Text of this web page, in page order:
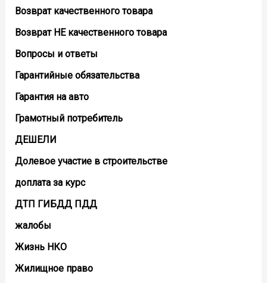
Возврат кaчественного товара
Возврат НЕ качественного товара
Вопросы и ответы
Гарантийные обязательства
Гарантия на авто
Грамотный потребитель
ДЕШЕЛИ
Долевое участие в строительстве
доплата за курс
ДТП ГИБДД ПДД
жалобы
Жизнь НКО
Жилищное право